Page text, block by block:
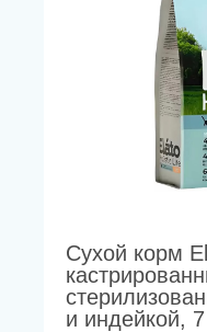
Сухой корм
и индейкой, 7